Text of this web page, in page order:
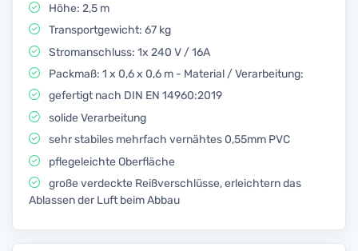
Höhe: 2,5 m
Transportgewicht: 67 kg
Stromanschluss: 1x 240 V / 16A
Packmaß: 1 x 0,6 x 0,6 m - Material / Verarbeitung:
gefertigt nach DIN EN 14960:2019
solide Verarbeitung
sehr stabiles mehrfach vernähtes 0,55mm PVC
pflegeleichte Oberfläche
große verdeckte Reißverschlüsse, erleichtern das
Ablassen der Luft beim Abbau